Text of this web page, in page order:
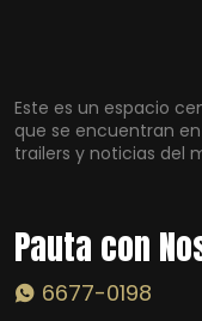
Este es un espacio
que se encuentran
trailers y noticias del
Pauta con
6677-0198